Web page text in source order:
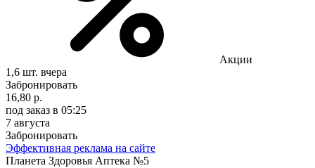
Акции
1,6 шт. вчера
Забронировать
16,80 р.
под заказ в 05:25
7 августа
Забронировать
Эффективная реклама на сайте
Планета Здоровья Аптека №5